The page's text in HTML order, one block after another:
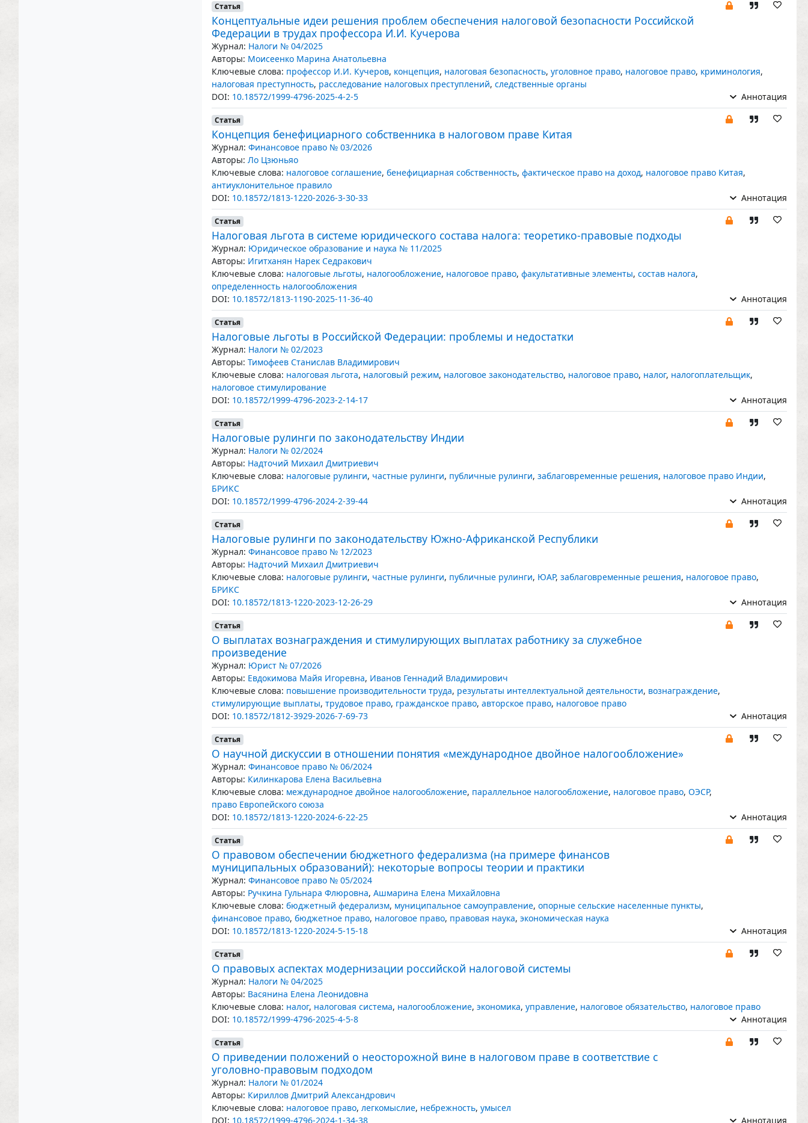
Статья
Концептуальные идеи решения проблем обеспечения налоговой безопасности Российской
Федерации в трудах профессора И.И. Кучерова
Журнал: Налоги № 04/2025
Авторы: Моисеенко Марина Анатольевна
Ключевые слова: профессор И.И. Кучеров, концепция, налоговая безопасность, уголовное право, налоговое право, криминология,
налоговая преступность, расследование налоговых преступлений, следственные органы
DOI: 10.18572/1999-4796-2025-4-2-5 Аннотация
Статья
Концепция бенефициарного собственника в налоговом праве Китая
Журнал: Финансовое право № 03/2026
Авторы: Ло Цзюньяо
Ключевые слова: налоговое соглашение, бенефициарная собственность, фактическое право на доход, налоговое право Китая,
антиуклонительное правило
DOI: 10.18572/1813-1220-2026-3-30-33 Аннотация
Статья
Налоговая льгота в системе юридического состава налога: теоретико-правовые подходы
Журнал: Юридическое образование и наука № 11/2025
Авторы: Игитханян Нарек Седракович
Ключевые слова: налоговые льготы, налогообложение, налоговое право, факультативные элементы, состав налога,
определенность налогообложения
DOI: 10.18572/1813-1190-2025-11-36-40 Аннотация
Статья
Налоговые льготы в Российской Федерации: проблемы и недостатки
Журнал: Налоги № 02/2023
Авторы: Тимофеев Станислав Владимирович
Ключевые слова: налоговая льгота, налоговый режим, налоговое законодательство, налоговое право, налог, налогоплательщик,
налоговое стимулирование
DOI: 10.18572/1999-4796-2023-2-14-17 Аннотация
Статья
Налоговые рулинги по законодательству Индии
Журнал: Налоги № 02/2024
Авторы: Надточий Михаил Дмитриевич
Ключевые слова: налоговые рулинги, частные рулинги, публичные рулинги, заблаговременные решения, налоговое право Индии,
БРИКС
DOI: 10.18572/1999-4796-2024-2-39-44 Аннотация
Статья
Налоговые рулинги по законодательству Южно-Африканской Республики
Журнал: Финансовое право № 12/2023
Авторы: Надточий Михаил Дмитриевич
Ключевые слова: налоговые рулинги, частные рулинги, публичные рулинги, ЮАР, заблаговременные решения, налоговое право,
БРИКС
DOI: 10.18572/1813-1220-2023-12-26-29 Аннотация
Статья
О выплатах вознаграждения и стимулирующих выплатах работнику за служебное
произведение
Журнал: Юрист № 07/2026
Авторы: Евдокимова Майя Игоревна, Иванов Геннадий Владимирович
Ключевые слова: повышение производительности труда, результаты интеллектуальной деятельности, вознаграждение,
стимулирующие выплаты, трудовое право, гражданское право, авторское право, налоговое право
DOI: 10.18572/1812-3929-2026-7-69-73 Аннотация
Статья
О научной дискуссии в отношении понятия «международное двойное налогообложение»
Журнал: Финансовое право № 06/2024
Авторы: Килинкарова Елена Васильевна
Ключевые слова: международное двойное налогообложение, параллельное налогообложение, налоговое право, ОЭСР,
право Европейского союза
DOI: 10.18572/1813-1220-2024-6-22-25 Аннотация
Статья
О правовом обеспечении бюджетного федерализма (на примере финансов
муниципальных образований): некоторые вопросы теории и практики
Журнал: Финансовое право № 05/2024
Авторы: Ручкина Гульнара Флюровна, Ашмарина Елена Михайловна
Ключевые слова: бюджетный федерализм, муниципальное самоуправление, опорные сельские населенные пункты,
финансовое право, бюджетное право, налоговое право, правовая наука, экономическая наука
DOI: 10.18572/1813-1220-2024-5-15-18 Аннотация
Статья
О правовых аспектах модернизации российской налоговой системы
Журнал: Налоги № 04/2025
Авторы: Васянина Елена Леонидовна
Ключевые слова: налог, налоговая система, налогообложение, экономика, управление, налоговое обязательство, налоговое право
DOI: 10.18572/1999-4796-2025-4-5-8 Аннотация
Статья
О приведении положений о неосторожной вине в налоговом праве в соответствие с
уголовно-правовым подходом
Журнал: Налоги № 01/2024
Авторы: Кириллов Дмитрий Александрович
Ключевые слова: налоговое право, легкомыслие, небрежность, умысел
DOI: 10.18572/1999-4796-2024-1-34-38 Аннотация